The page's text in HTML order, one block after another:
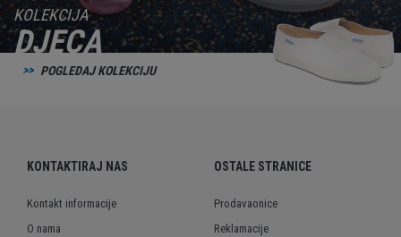
KOLEKCIJA
DJECA
POGLEDAJ KOLEKCIJU
KONTAKTIRAJ NAS
Kontakt informacije
O nama
OSTALE STRANICE
Prodavaonice
Reklamacije